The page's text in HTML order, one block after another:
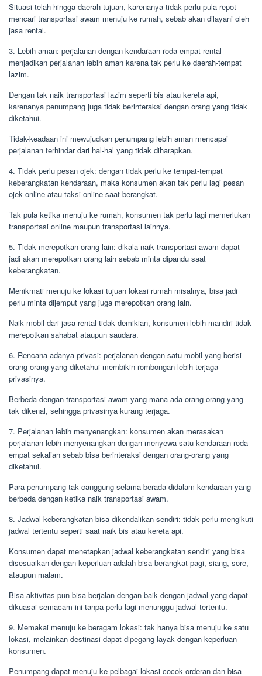
Situasi telah hingga daerah tujuan, karenanya tidak perlu pula repot
mencari transportasi awam menuju ke rumah, sebab akan dilayani oleh
jasa rental.
3. Lebih aman: perjalanan dengan kendaraan roda empat rental
menjadikan perjalanan lebih aman karena tak perlu ke daerah-tempat
lazim.
Dengan tak naik transportasi lazim seperti bis atau kereta api,
karenanya penumpang juga tidak berinteraksi dengan orang yang tidak
diketahui.
Tidak-keadaan ini mewujudkan penumpang lebih aman mencapai
perjalanan terhindar dari hal-hal yang tidak diharapkan.
4. Tidak perlu pesan ojek: dengan tidak perlu ke tempat-tempat
keberangkatan kendaraan, maka konsumen akan tak perlu lagi pesan
ojek online atau taksi online saat berangkat.
Tak pula ketika menuju ke rumah, konsumen tak perlu lagi memerlukan
transportasi online maupun transportasi lainnya.
5. Tidak merepotkan orang lain: dikala naik transportasi awam dapat
jadi akan merepotkan orang lain sebab minta dipandu saat
keberangkatan.
Menikmati menuju ke lokasi tujuan lokasi rumah misalnya, bisa jadi
perlu minta dijemput yang juga merepotkan orang lain.
Naik mobil dari jasa rental tidak demikian, konsumen lebih mandiri tidak
merepotkan sahabat ataupun saudara.
6. Rencana adanya privasi: perjalanan dengan satu mobil yang berisi
orang-orang yang diketahui membikin rombongan lebih terjaga
privasinya.
Berbeda dengan transportasi awam yang mana ada orang-orang yang
tak dikenal, sehingga privasinya kurang terjaga.
7. Perjalanan lebih menyenangkan: konsumen akan merasakan
perjalanan lebih menyenangkan dengan menyewa satu kendaraan roda
empat sekalian sebab bisa berinteraksi dengan orang-orang yang
diketahui.
Para penumpang tak canggung selama berada didalam kendaraan yang
berbeda dengan ketika naik transportasi awam.
8. Jadwal keberangkatan bisa dikendalikan sendiri: tidak perlu mengikuti
jadwal tertentu seperti saat naik bis atau kereta api.
Konsumen dapat menetapkan jadwal keberangkatan sendiri yang bisa
disesuaikan dengan keperluan adalah bisa berangkat pagi, siang, sore,
ataupun malam.
Bisa aktivitas pun bisa berjalan dengan baik dengan jadwal yang dapat
dikuasai semacam ini tanpa perlu lagi menunggu jadwal tertentu.
9. Memakai menuju ke beragam lokasi: tak hanya bisa menuju ke satu
lokasi, melainkan destinasi dapat dipegang layak dengan keperluan
konsumen.
Penumpang dapat menuju ke pelbagai lokasi cocok orderan dan bisa